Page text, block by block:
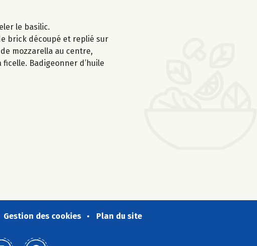
le basilic.
brick découpé et replié sur
mozzarella au centre,
Badigeonner d’huile
Gestion des cookies Plan du site